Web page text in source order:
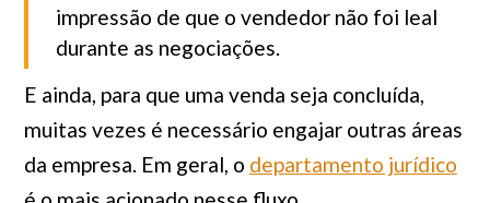
impressão de que o vendedor não foi leal
durante as negociações.
E ainda, para que uma venda seja concluída,
muitas vezes é necessário engajar outras áreas
da empresa. Em geral, o departamento jurídico